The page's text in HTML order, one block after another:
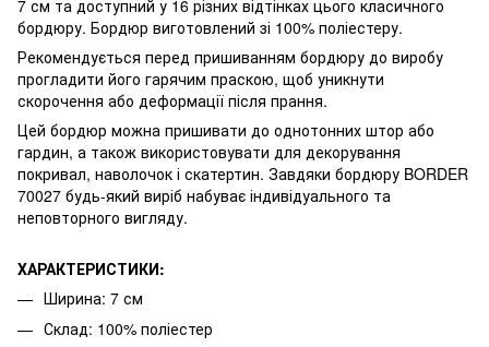
7 см та доступний у 16 різних відтінках цього класичного
бордюру. Бордюр виготовлений зі 100% поліестеру.
Рекомендується перед пришиванням бордюру до виробу
прогладити його гарячим праскою, щоб уникнути
скорочення або деформації після прання.
Цей бордюр можна пришивати до однотонних штор або
гардин, а також використовувати для декорування
покривал, наволочок і скатертин. Завдяки бордюру BORDER
70027 будь-який виріб набуває індивідуального та
неповторного вигляду.
ХАРАКТЕРИСТИКИ:
Ширина: 7 см
Склад: 100% поліестер